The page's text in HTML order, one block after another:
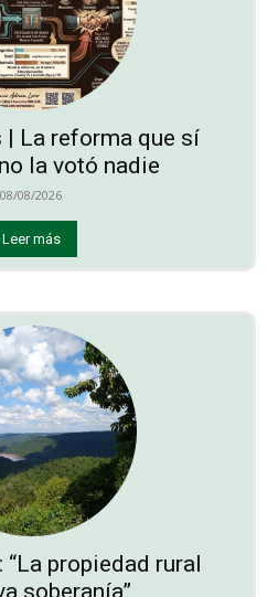
| La reforma que sí
la votó nadie
08/08/2026
Leer más
“La propiedad rural
soberanía”